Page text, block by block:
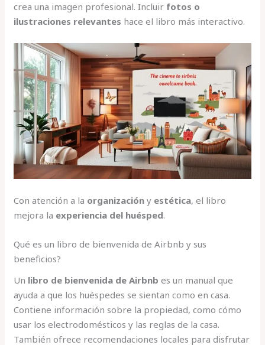
crea una imagen profesional. Incluir fotos o
ilustraciones relevantes hace el libro más interactivo.
Con atención a la organización y estética, el libro
mejora la experiencia del huésped.
Qué es un libro de bienvenida de Airbnb y sus
beneficios?
Un libro de bienvenida de Airbnb es un manual que
ayuda a que los huéspedes se sientan como en casa.
Contiene información sobre la propiedad, como cómo
usar los electrodomésticos y las reglas de la casa.
También ofrece recomendaciones locales para disfrutar